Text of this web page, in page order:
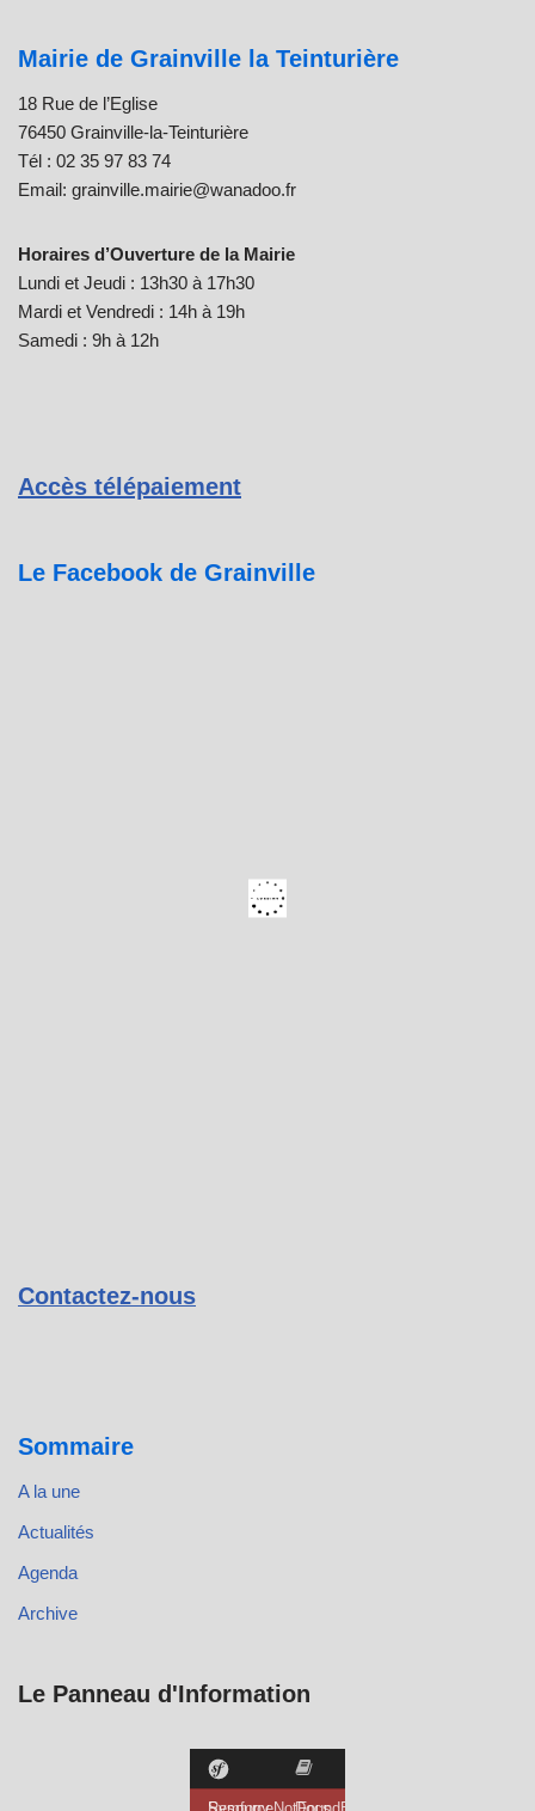
Mairie de Grainville la Teinturière
18 Rue de l’Eglise
76450 Grainville-la-Teinturière
Tél : 02 35 97 83 74
Email: grainville.mairie@wanadoo.fr
Horaires d’Ouverture de la Mairie
Lundi et Jeudi : 13h30 à 17h30
Mardi et Vendredi : 14h à 19h
Samedi : 9h à 12h
Accès télépaiement
Le Facebook de Grainville
Contactez-nous
Sommaire
A la une
Actualités
Agenda
Archive
Le Panneau d'Information